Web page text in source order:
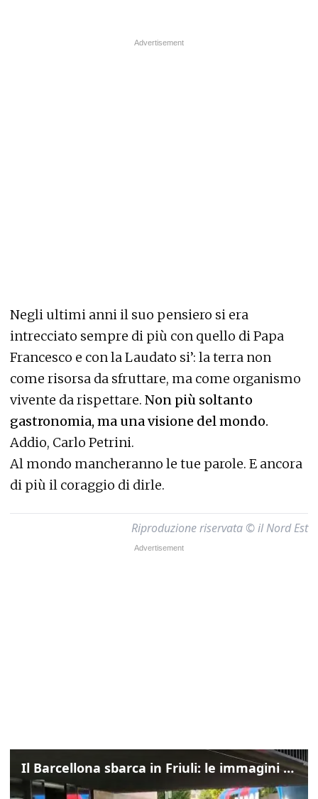
Negli ultimi anni il suo pensiero si era
intrecciato sempre di più con quello di Papa
Francesco e con la Laudato si’: la terra non
come risorsa da sfruttare, ma come organismo
vivente da rispettare. Non più soltanto
gastronomia, ma una visione del mondo.
Addio, Carlo Petrini.
Al mondo mancheranno le tue parole. E ancora
di più il coraggio di dirle.
Riproduzione riservata © il Nord Est
Il Barcellona sbarca in Friuli: le immagini dell'arrivo in albergo